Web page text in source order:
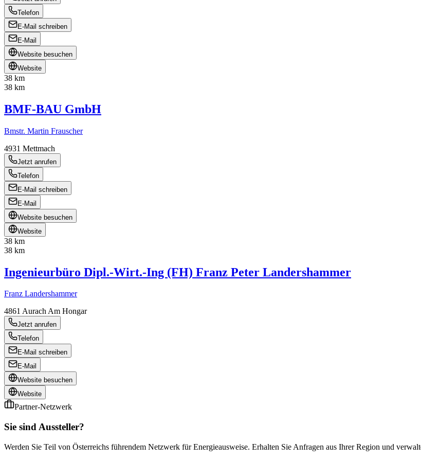
Telefon
E-Mail schreiben
E-Mail
Website besuchen
Website
38 km
38 km
BMF-BAU GmbH
Bmstr. Martin Frauscher
4931 Mettmach
Jetzt anrufen
Telefon
E-Mail schreiben
E-Mail
Website besuchen
Website
38 km
38 km
Ingenieurbüro Dipl.-Wirt.-Ing (FH) Franz Peter Landershammer
Franz Landershammer
4861 Aurach Am Hongar
Jetzt anrufen
Telefon
E-Mail schreiben
E-Mail
Website besuchen
Website
Partner-Netzwerk
Sie sind Aussteller?
Werden Sie Teil von Österreichs führendem Netzwerk für Energieausweise. Erhalten Sie Anfragen aus Ihrer Region und